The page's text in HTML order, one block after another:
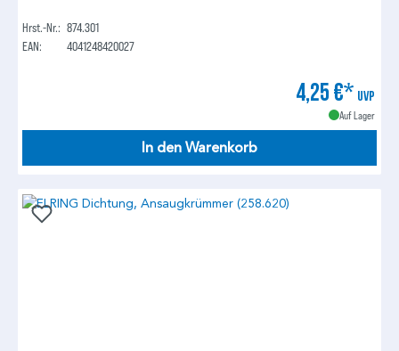
Hrst.-Nr.: 874.301
EAN:
4041248420027
4,25 €* UVP
Auf Lager
In den Warenkorb